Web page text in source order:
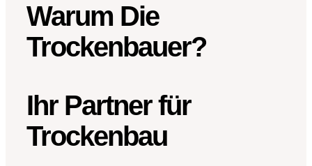
Warum Die
Trockenbauer?
Ihr Partner für
Trockenbau